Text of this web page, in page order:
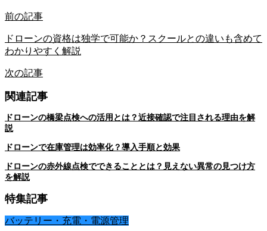
前の記事
ドローンの資格は独学で可能か？スクールとの違いも含めて
わかりやすく解説
次の記事
関連記事
ドローンの橋梁点検への活用とは？近接確認で注目される理由を解
説
ドローンで在庫管理は効率化？導入手順と効果
ドローンの赤外線点検でできることとは？見えない異常の見つけ方
を解説
特集記事
バッテリー・充電・電源管理